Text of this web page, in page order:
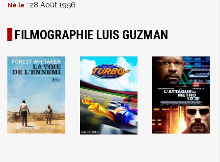
Né le : 28 Août 1956
FILMOGRAPHIE LUIS GUZMAN